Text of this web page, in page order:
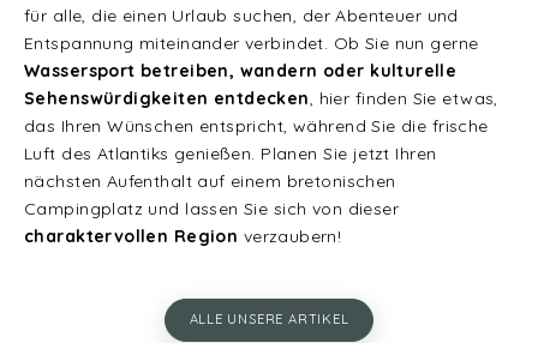
für alle, die einen Urlaub suchen, der Abenteuer und
Entspannung miteinander verbindet. Ob Sie nun gerne
Wassersport betreiben, wandern oder kulturelle
Sehenswürdigkeiten entdecken, hier finden Sie etwas,
das Ihren Wünschen entspricht, während Sie die frische
Luft des Atlantiks genießen. Planen Sie jetzt Ihren
nächsten Aufenthalt auf einem bretonischen
Campingplatz und lassen Sie sich von dieser
charaktervollen Region verzaubern!
ALLE UNSERE ARTIKEL